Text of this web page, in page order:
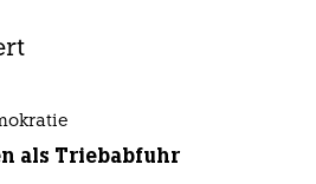
als Triebabfuhr